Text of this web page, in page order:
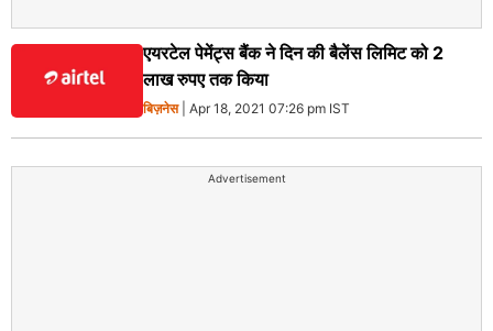
एयरटेल पेमेंट्स बैंक ने दिन की बैलेंस लिमिट को 2
लाख रुपए तक किया
बिज़नेस| Apr 18, 2021 07:26 pm IST
Advertisement